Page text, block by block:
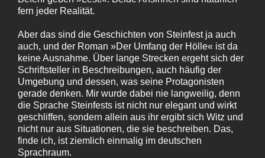
fern jeder Realität.
Aber das sind die Geschichten von Steinfest ja auch
auch, und der Roman »Der Umfang der Hölle« ist da
keine Ausnahme. Über lange Strecken ergeht sich der
Schriftsteller in Beschreibungen, auch häufig der
Umgebung und dessen, was seine Protagonisten
gerade denken. Mir wurde dabei nie langweilig, denn
die Sprache Steinfests ist nicht nur elegant und wirkt
geschliffen, sondern allein aus ihr ergibt sich Witz und
nicht nur aus Situationen, die sie beschreiben. Das,
finde ich, ist ziemlich einmalig im deutschen
Sprachraum.